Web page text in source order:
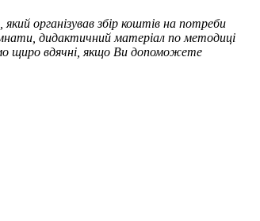
організував збір коштів на потреби
дидактичний матеріал по методиці
щиро вдячні, якщо Ви допоможете